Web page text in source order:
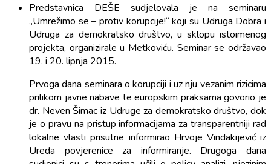
Predstavnica DEŠE sudjelovala je na seminaru
„Umrežimo se – protiv korupcije!“ koji su Udruga Dobra i
Udruga za demokratsko društvo, u sklopu istoimenog
projekta, organizirale u Metkoviću. Seminar se održavao
19. i 20. lipnja 2015.
Prvoga dana seminara o korupciji i uz nju vezanim rizicima
prilikom javne nabave te europskim praksama govorio je
dr. Neven Šimac iz Udruge za demokratsko društvo, dok
je o pravu na pristup informacijama za transparentniji rad
lokalne vlasti prisutne informirao Hrvoje Vindakijević iz
Ureda povjerenice za informiranje. Drugoga dana